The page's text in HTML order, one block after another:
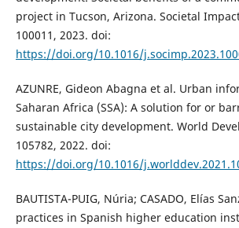
project in Tucson, Arizona. Societal
100011, 2023. doi:
https://doi.org/10.1016/
AZUNRE, Gideon Abagna et al. Urban
Saharan Africa (SSA): A solution for or
sustainable city development. World
105782, 2022. doi:
https://doi.org/10.1016/
BAUTISTA-PUIG, Núria; CASADO, Elías
practices in Spanish higher education